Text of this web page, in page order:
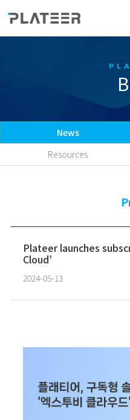
News
Resources
Plateer launches
Cloud’
2024-05-13